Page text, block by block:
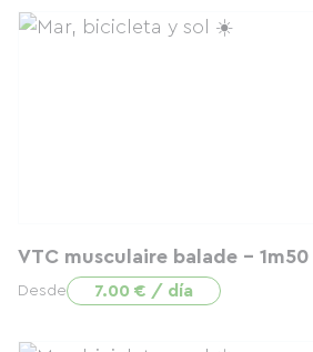
VTC musculaire balade - 1m50
Desde 7.00 € / día